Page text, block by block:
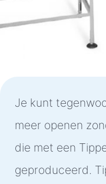
Je kunt
meer openen
die met een
geproduceerd.